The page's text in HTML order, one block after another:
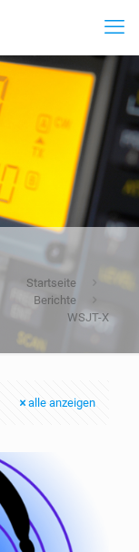
Startseite
Berichte
WSJT-X
alle anzeigen